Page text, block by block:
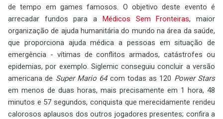
de tempo em games famosos. O objetivo deste evento é
arrecadar fundos para a Médicos Sem Fronteiras, maior
organização de ajuda humanitária do mundo na área da saúde,
que proporciona ajuda médica a pessoas em situação de
emergência - vítimas de conflitos armados, catástrofes ou
epidemias, por exemplo. Siglemic conseguiu concluir a versão
americana de Super Mario 64com todas as 120 Power Stars
em menos de duas horas, mais precisamente em 1 hora, 48
minutos e 57 segundos, conquista que merecidamente rendeu
calorosos aplausos dos outros jogadores presentes; confira a